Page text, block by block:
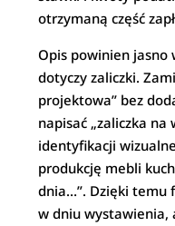
otrzymaną część
Opis powinien jasno
dotyczy zaliczki.
projektowa” bez
napisać „zaliczka
identyfikacji
produkcję mebli
dnia…”. Dzięki temu
w dniu wystawienia,